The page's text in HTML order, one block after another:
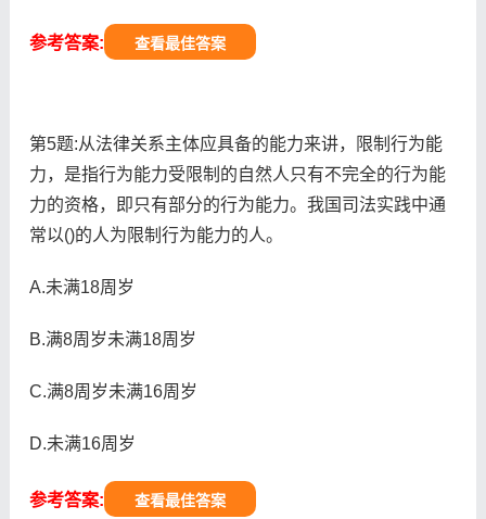
参考答案: 查看最佳答案
第5题:从法律关系主体应具备的能力来讲，限制行为能
力，是指行为能力受限制的自然人只有不完全的行为能
力的资格，即只有部分的行为能力。我国司法实践中通
常以()的人为限制行为能力的人。
A.未满18周岁
B.满8周岁未满18周岁
C.满8周岁未满16周岁
D.未满16周岁
参考答案: 查看最佳答案